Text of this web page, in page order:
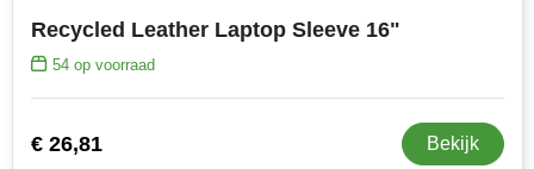
Recycled Leather Laptop Sleeve 16"
54op voorraad
€ 26,81 Bekijk